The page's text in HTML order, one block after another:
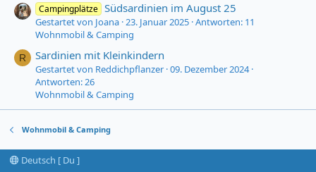
Campingplätze Südsardinien im August 25
Gestartet von Joana 23. Januar 2025 Antworten: 11
Wohnmobil & Camping
R Sardinien mit Kleinkindern
Gestartet von Reddichpflanzer 09. Dezember 2024
Antworten: 26
Wohnmobil & Camping
Wohnmobil & Camping
Deutsch [ Du ]